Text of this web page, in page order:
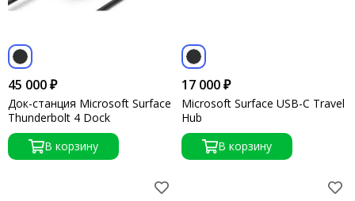
45 000 ₽
Док-станция Microsoft Surface
Thunderbolt 4 Dock
В корзину
17 000 ₽
Microsoft Surface USB-C Travel
Hub
В корзину